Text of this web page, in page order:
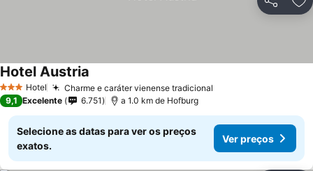
Partilhar
3 EstrelasHotel Charme e caráter vienense tradicional
Hotel Austria
9,1 Excelente 6.751 a 1.0 km de Hofburg
Selecione as datas para ver os preços
exatos.
Ver preços